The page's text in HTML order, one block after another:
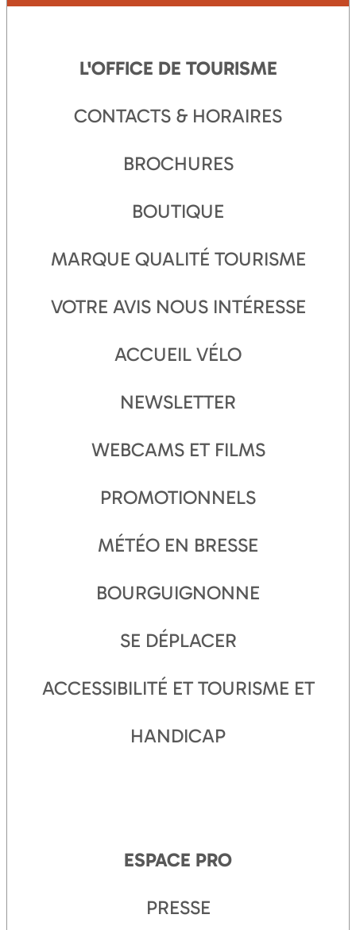
L'OFFICE DE TOURISME
CONTACTS & HORAIRES
BROCHURES
BOUTIQUE
MARQUE QUALITÉ TOURISME
VOTRE AVIS NOUS INTÉRESSE
ACCUEIL VÉLO
NEWSLETTER
WEBCAMS ET FILMS
PROMOTIONNELS
MÉTÉO EN BRESSE
BOURGUIGNONNE
SE DÉPLACER
ACCESSIBILITÉ ET TOURISME ET
HANDICAP
ESPACE PRO
PRESSE